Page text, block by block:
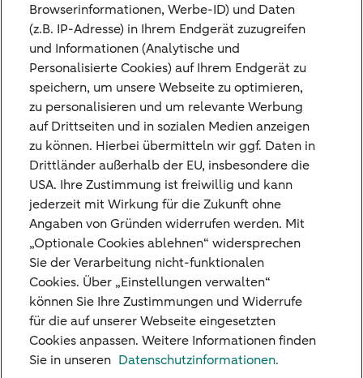
Kontaktieren Sie uns
Sie haben Fragen oder Anregungen und
möchten mit uns Kontakt
aufnehmen? Nutzen Sie hierfür gerne unser
Kontaktformular.
Zum Kontaktformular
Unsere Niederlassungen
Browserinformationen, Werbe-ID) und Daten
(z.B. IP-Adresse) in Ihrem Endgerät zuzugreifen
und Informationen (Analytische und
Personalisierte Cookies) auf Ihrem Endgerät zu
speichern, um unsere Webseite zu optimieren,
zu personalisieren und um relevante Werbung
auf Drittseiten und in sozialen Medien anzeigen
zu können. Hierbei übermitteln wir ggf. Daten in
Drittländer außerhalb der EU, insbesondere die
USA. Ihre Zustimmung ist freiwillig und kann
jederzeit mit Wirkung für die Zukunft ohne
Angaben von Gründen widerrufen werden. Mit
„Optionale Cookies ablehnen“ widersprechen
Sie der Verarbeitung nicht-funktionalen
Cookies. Über „Einstellungen verwalten“
können Sie Ihre Zustimmungen und Widerrufe
für die auf unserer Webseite eingesetzten
Cookies anpassen. Weitere Informationen finden
Sie in unseren Datenschutzinformationen.